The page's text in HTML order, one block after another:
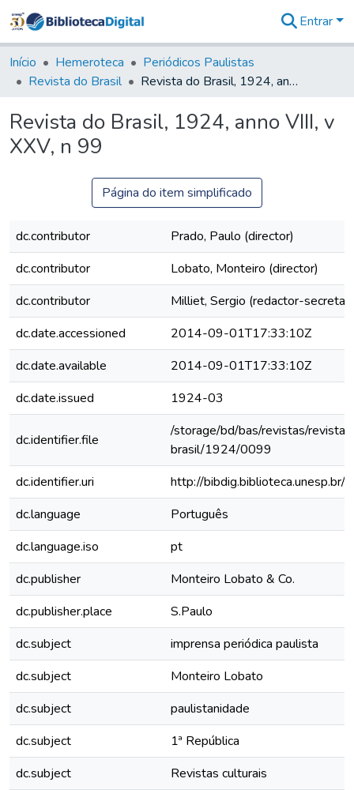
&
Coleções
Tudo na
Digital
Entrar
Início Hemeroteca
Periódicos Paulistas
Revista do Brasil
Revista do Brasil, 1924, anno VIII, v XXV, n 99
Revista do Brasil, 1924, anno VIII, v
XXV, n 99
Página do item simplificado
dc.contributor
Prado, Paulo (director)
dc.contributor
Lobato, Monteiro (director)
dc.contributor
Milliet, Sergio (redactor-
dc.date.accessioned
2014-09-01T17:33:10Z
dc.date.available
2014-09-01T17:33:10Z
dc.date.issued
1924-03
dc.identifier.file
/storage/bd/bas/revistas/
brasil/1924/0099
dc.identifier.uri
http://
dc.language
Português
dc.language.iso
pt
dc.publisher
Monteiro Lobato & Co.
dc.publisher.place
S.Paulo
dc.subject
imprensa periódica paulista
dc.subject
Monteiro Lobato
dc.subject
paulistanidade
dc.subject
1ª República
dc.subject
Revistas culturais